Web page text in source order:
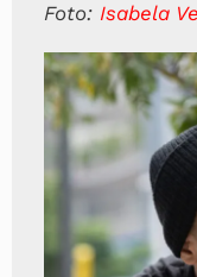
Foto: Isabela